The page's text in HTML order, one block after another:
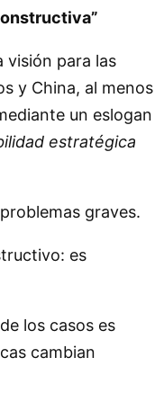
visión para las
y China, al menos
un eslogan
estratégica
graves.
es
los casos es
cambian